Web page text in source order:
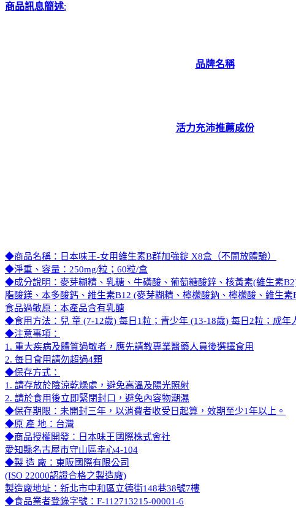
商品訊息簡述:
品牌名稱
活力充沛推薦成份
◆商品名稱：日本味王-女用維生素B群加強錠 X8盒（不開放體驗）
◆淨重、容量：250mg/粒；60粒/盒
◆成分說明：麥芽糊精、乳糖、牛磺酸、葡萄糖酸鋅、核黃素(維生素
脂酸鎂、本多酸鈣、維生素B12 (麥芽糊精、檸檬酸鈉、檸檬酸、維生
食品過敏原：本產品含有乳醣
◆食用方法：兒 童 (7-12歲) 每日1粒；青少年 (13-18歲) 每日2粒；成年
◆注意事項：
1. 重大疾病及體質過敏者，應先請教專業醫藥人員後選擇食用
2. 每日食用請勿超過4顆
◆保存方式：
1. 請存放於陰涼乾燥處，避免高溫及陽光照射
2. 請於食用後立即緊閉封口，避免內容物潮濕
◆保存期限：未開封三年，以消費者收受日起算，效期至少1年以上。
◆原 產 地：台灣
◆商品授權開發：日本味王國際株式會社
愛知縣名古屋市守山區幸心4-104
◆製 造 廠：東阪國際有限公司
(ISO 22000認證合格之製造廠)
製造廠地址：新北市中和區立德街148巷38號7樓
◆食品業者登錄字號：F-112713215-00001-6